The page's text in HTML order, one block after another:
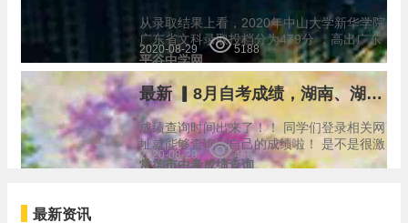
从录取结果上看，2020年中山大学新华学院
广东省文科录取投档分为479分 ，高出广东
省本科线49分 ，最低排位59211名；最高分
520分，高出省控线90分，最高排位28923
名。从投档情况看，中山大学新华学…
平谷中学网
2020-08-29 5188
最新 ▎8月自考成绩，湖南、湖北查询时间已公布
成绩查询时间出来了！！ 同学们登录相关网
址就能够查询到自己的成绩啦！ 是不是很激
动呢！ 下面为大家公布查询时间以及查询官
常德市中考成绩查询
2020-08-29 4564
最新资讯